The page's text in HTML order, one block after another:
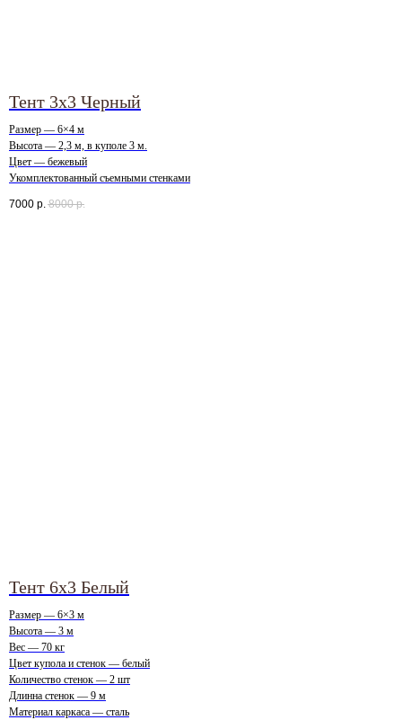
Тент 3х3 Черный
Размер — 6×4 м
Высота — 2,3 м, в куполе 3 м.
Цвет — бежевый
Укомплектованный съемными стенками
7000 р. 8000 р.
Тент 6х3 Белый
Размер — 6×3 м
Высота — 3 м
Вес — 70 кг
Цвет купола и стенок — белый
Количество стенок — 2 шт
Длинна стенок — 9 м
Материал каркаса — сталь